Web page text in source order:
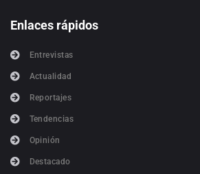
Enlaces rápidos
Entrevistas
Actualidad
Reportajes
Tendencias
Opinión
Destacado